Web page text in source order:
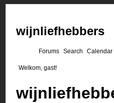
wijnliefhebbers
Forums Search Calendar
Welkom, gast!